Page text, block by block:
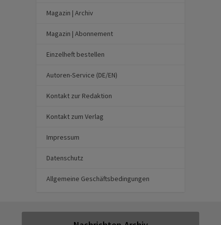
Magazin | Archiv
Magazin | Abonnement
Einzelheft bestellen
Autoren-Service (DE/EN)
Kontakt zur Redaktion
Kontakt zum Verlag
Impressum
Datenschutz
Allgemeine Geschäftsbedingungen